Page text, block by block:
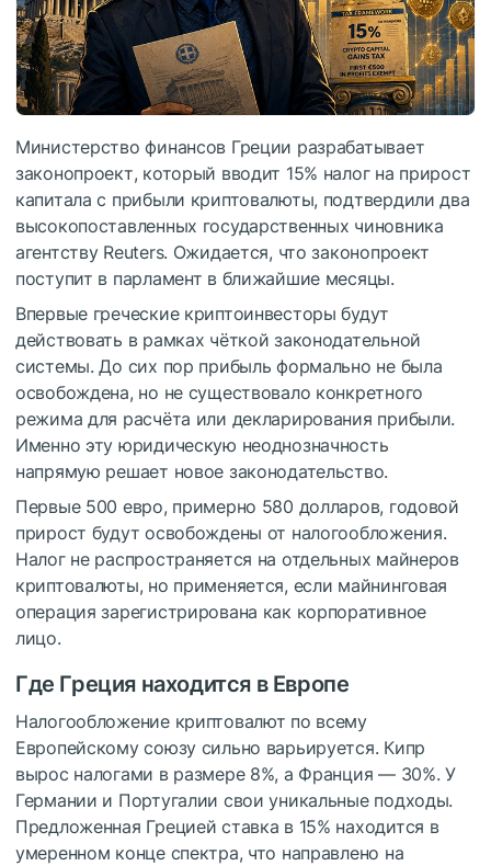
Министерство финансов Греции разрабатывает
законопроект, который вводит 15% налог на прирост
капитала с прибыли криптовалюты, подтвердили два
высокопоставленных государственных чиновника
агентству Reuters. Ожидается, что законопроект
поступит в парламент в ближайшие месяцы.
Впервые греческие криптоинвесторы будут
действовать в рамках чёткой законодательной
системы. До сих пор прибыль формально не была
освобождена, но не существовало конкретного
режима для расчёта или декларирования прибыли.
Именно эту юридическую неоднозначность
напрямую решает новое законодательство.
Первые 500 евро, примерно 580 долларов, годовой
прирост будут освобождены от налогообложения.
Налог не распространяется на отдельных майнеров
криптовалюты, но применяется, если майнинговая
операция зарегистрирована как корпоративное
лицо.
Где Греция находится в Европе
Налогообложение криптовалют по всему
Европейскому союзу сильно варьируется. Кипр
вырос налогами в размере 8%, а Франция — 30%. У
Германии и Португалии свои уникальные подходы.
Предложенная Грецией ставка в 15% находится в
умеренном конце спектра, что направлено на